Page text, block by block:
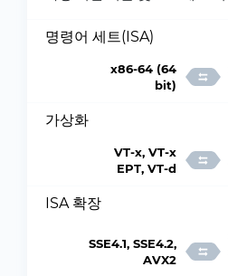
명령어 세트(ISA)
x86-64 (64
bit)
가상화
VT-x, VT-x
EPT, VT-d
ISA 확장
SSE4.1, SSE4.2,
AVX2